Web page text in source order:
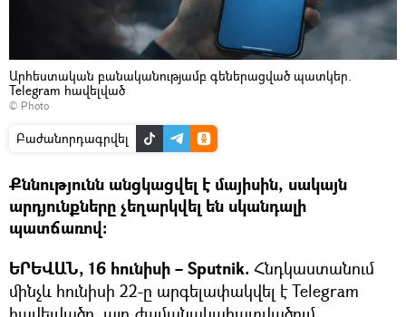
Արհեստական բանականությամբ գեներացված պատկեր.
Telegram հավելված
© Photo
Բաժանորդագրվել
Քննությունն անցկացվել է մայիսին, սակայն
արդյունքները չեղարկվել են սկանդալի
պատճառով:
ԵՐԵՎԱՆ, 16 հունիսի – Sputnik. Հնդկաստանում
մինչև հունիսի 22-ը արգելափակվել է Telegram